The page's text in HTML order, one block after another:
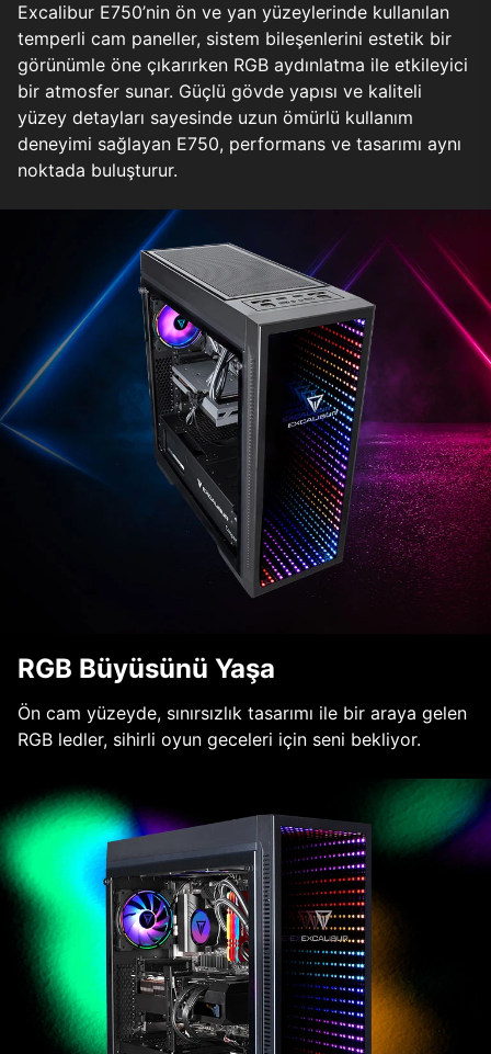
Excalibur E750’nin ön ve yan yüzeylerinde kullanılan
temperli cam paneller, sistem bileşenlerini estetik bir
görünümle öne çıkarırken RGB aydınlatma ile etkileyici
bir atmosfer sunar. Güçlü gövde yapısı ve kaliteli
yüzey detayları sayesinde uzun ömürlü kullanım
deneyimi sağlayan E750, performans ve tasarımı aynı
noktada buluşturur.
RGB Büyüsünü Yaşa
Ön cam yüzeyde, sınırsızlık tasarımı ile bir araya gelen
RGB ledler, sihirli oyun geceleri için seni bekliyor.